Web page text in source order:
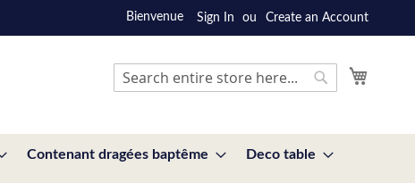
Bienvenue Sign In Create an Account
Search
Contenant dragées baptême Deco table